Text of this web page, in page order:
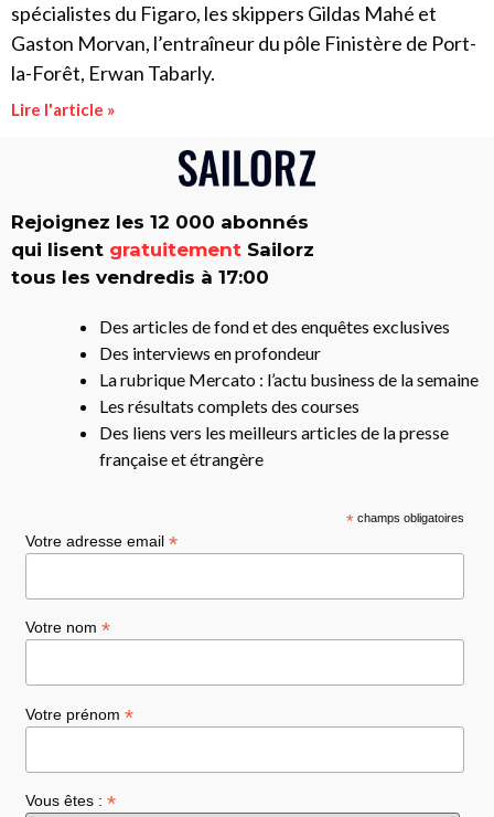
spécialistes du Figaro, les skippers Gildas Mahé et
Gaston Morvan, l’entraîneur du pôle Finistère de Port-
la-Forêt, Erwan Tabarly.
Lire l'article »
Rejoignez les 12 000 abonnés
qui lisent gratuitement Sailorz
tous les vendredis à 17:00
Des articles de fond et des enquêtes exclusives
Des interviews en profondeur
La rubrique Mercato : l’actu business de la semaine
Les résultats complets des courses
Des liens vers les meilleurs articles de la presse
française et étrangère
* champs obligatoires
Votre adresse email *
Votre nom *
Votre prénom *
Vous êtes : *